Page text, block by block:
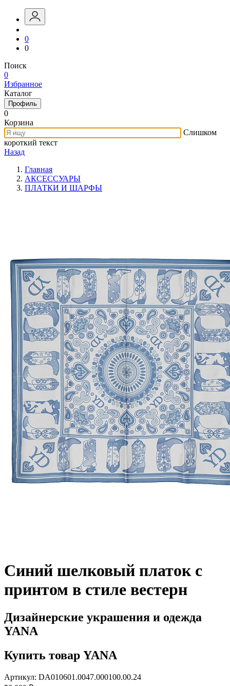
0
0
Поиск
0
Избранное
Каталог
Профиль
0
Корзина
Слишком
короткий текст
Назад
Главная
АКСЕССУАРЫ
ПЛАТКИ И ШАРФЫ
Синий шелковый платок с
принтом в стиле вестерн
Дизайнерские украшения и одежда
YANA
Купить товар YANA
Артикул: DA010601.0047.000100.00.24